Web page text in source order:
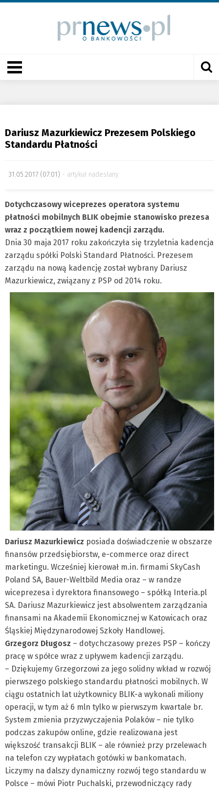
Dariusz Mazurkiewicz Prezesem Polskiego
Standardu Płatności
31.05.2017 (07:01) artykuł nadesłany
Dotychczasowy wiceprezes operatora systemu
płatności mobilnych BLIK obejmie stanowisko prezesa
wraz z początkiem nowej kadencji zarządu.
Dnia 30 maja 2017 roku zakończyła się trzyletnia kadencja
zarządu spółki Polski Standard Płatności. Prezesem
zarządu na nową kadencję został wybrany Dariusz
Mazurkiewicz, związany z PSP od 2014 roku.
Dariusz Mazurkiewicz posiada doświadczenie w obszarze
finansów przedsiębiorstw, e-commerce oraz direct
marketingu. Wcześniej kierował m.in. firmami SkyCash
Poland SA, Bauer-Weltbild Media oraz – w randze
wiceprezesa i dyrektora finansowego – spółką Interia.pl
SA. Dariusz Mazurkiewicz jest absolwentem zarządzania
finansami na Akademii Ekonomicznej w Katowicach oraz
Śląskiej Międzynarodowej Szkoły Handlowej.
Grzegorz Długosz – dotychczasowy prezes PSP – kończy
pracę w spółce wraz z upływem kadencji zarządu.
– Dziękujemy Grzegorzowi za jego solidny wkład w rozwój
pierwszego polskiego standardu płatności mobilnych. W
ciągu ostatnich lat użytkownicy BLIK-a wykonali miliony
operacji, w tym aż 6 mln tylko w pierwszym kwartale br.
System zmienia przyzwyczajenia Polaków – nie tylko
podczas zakupów online, gdzie realizowana jest
większość transakcji BLIK – ale również przy przelewach
na telefon czy wypłatach gotówki w bankomatach.
Liczymy na dalszy dynamiczny rozwój tego standardu w
Polsce – mówi Piotr Puchalski, przewodniczący rady